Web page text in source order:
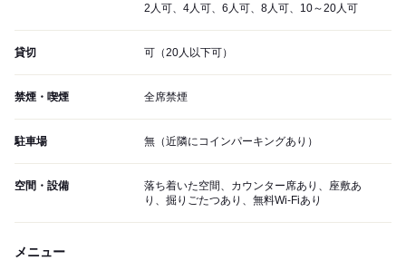
2人可、4人可、6人可、8人可、10～20人可
貸切 可（20人以下可）
禁煙・喫煙 全席禁煙
駐車場 無（近隣にコインパーキングあり）
空間・設備
落ち着いた空間、カウンター席あり、座敷あ
り、掘りごたつあり、無料Wi-Fiあり
メニュー